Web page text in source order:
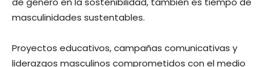
masculinidades sustentables.
Proyectos educativos, campañas comunicativas y
liderazgos masculinos comprometidos con el medio